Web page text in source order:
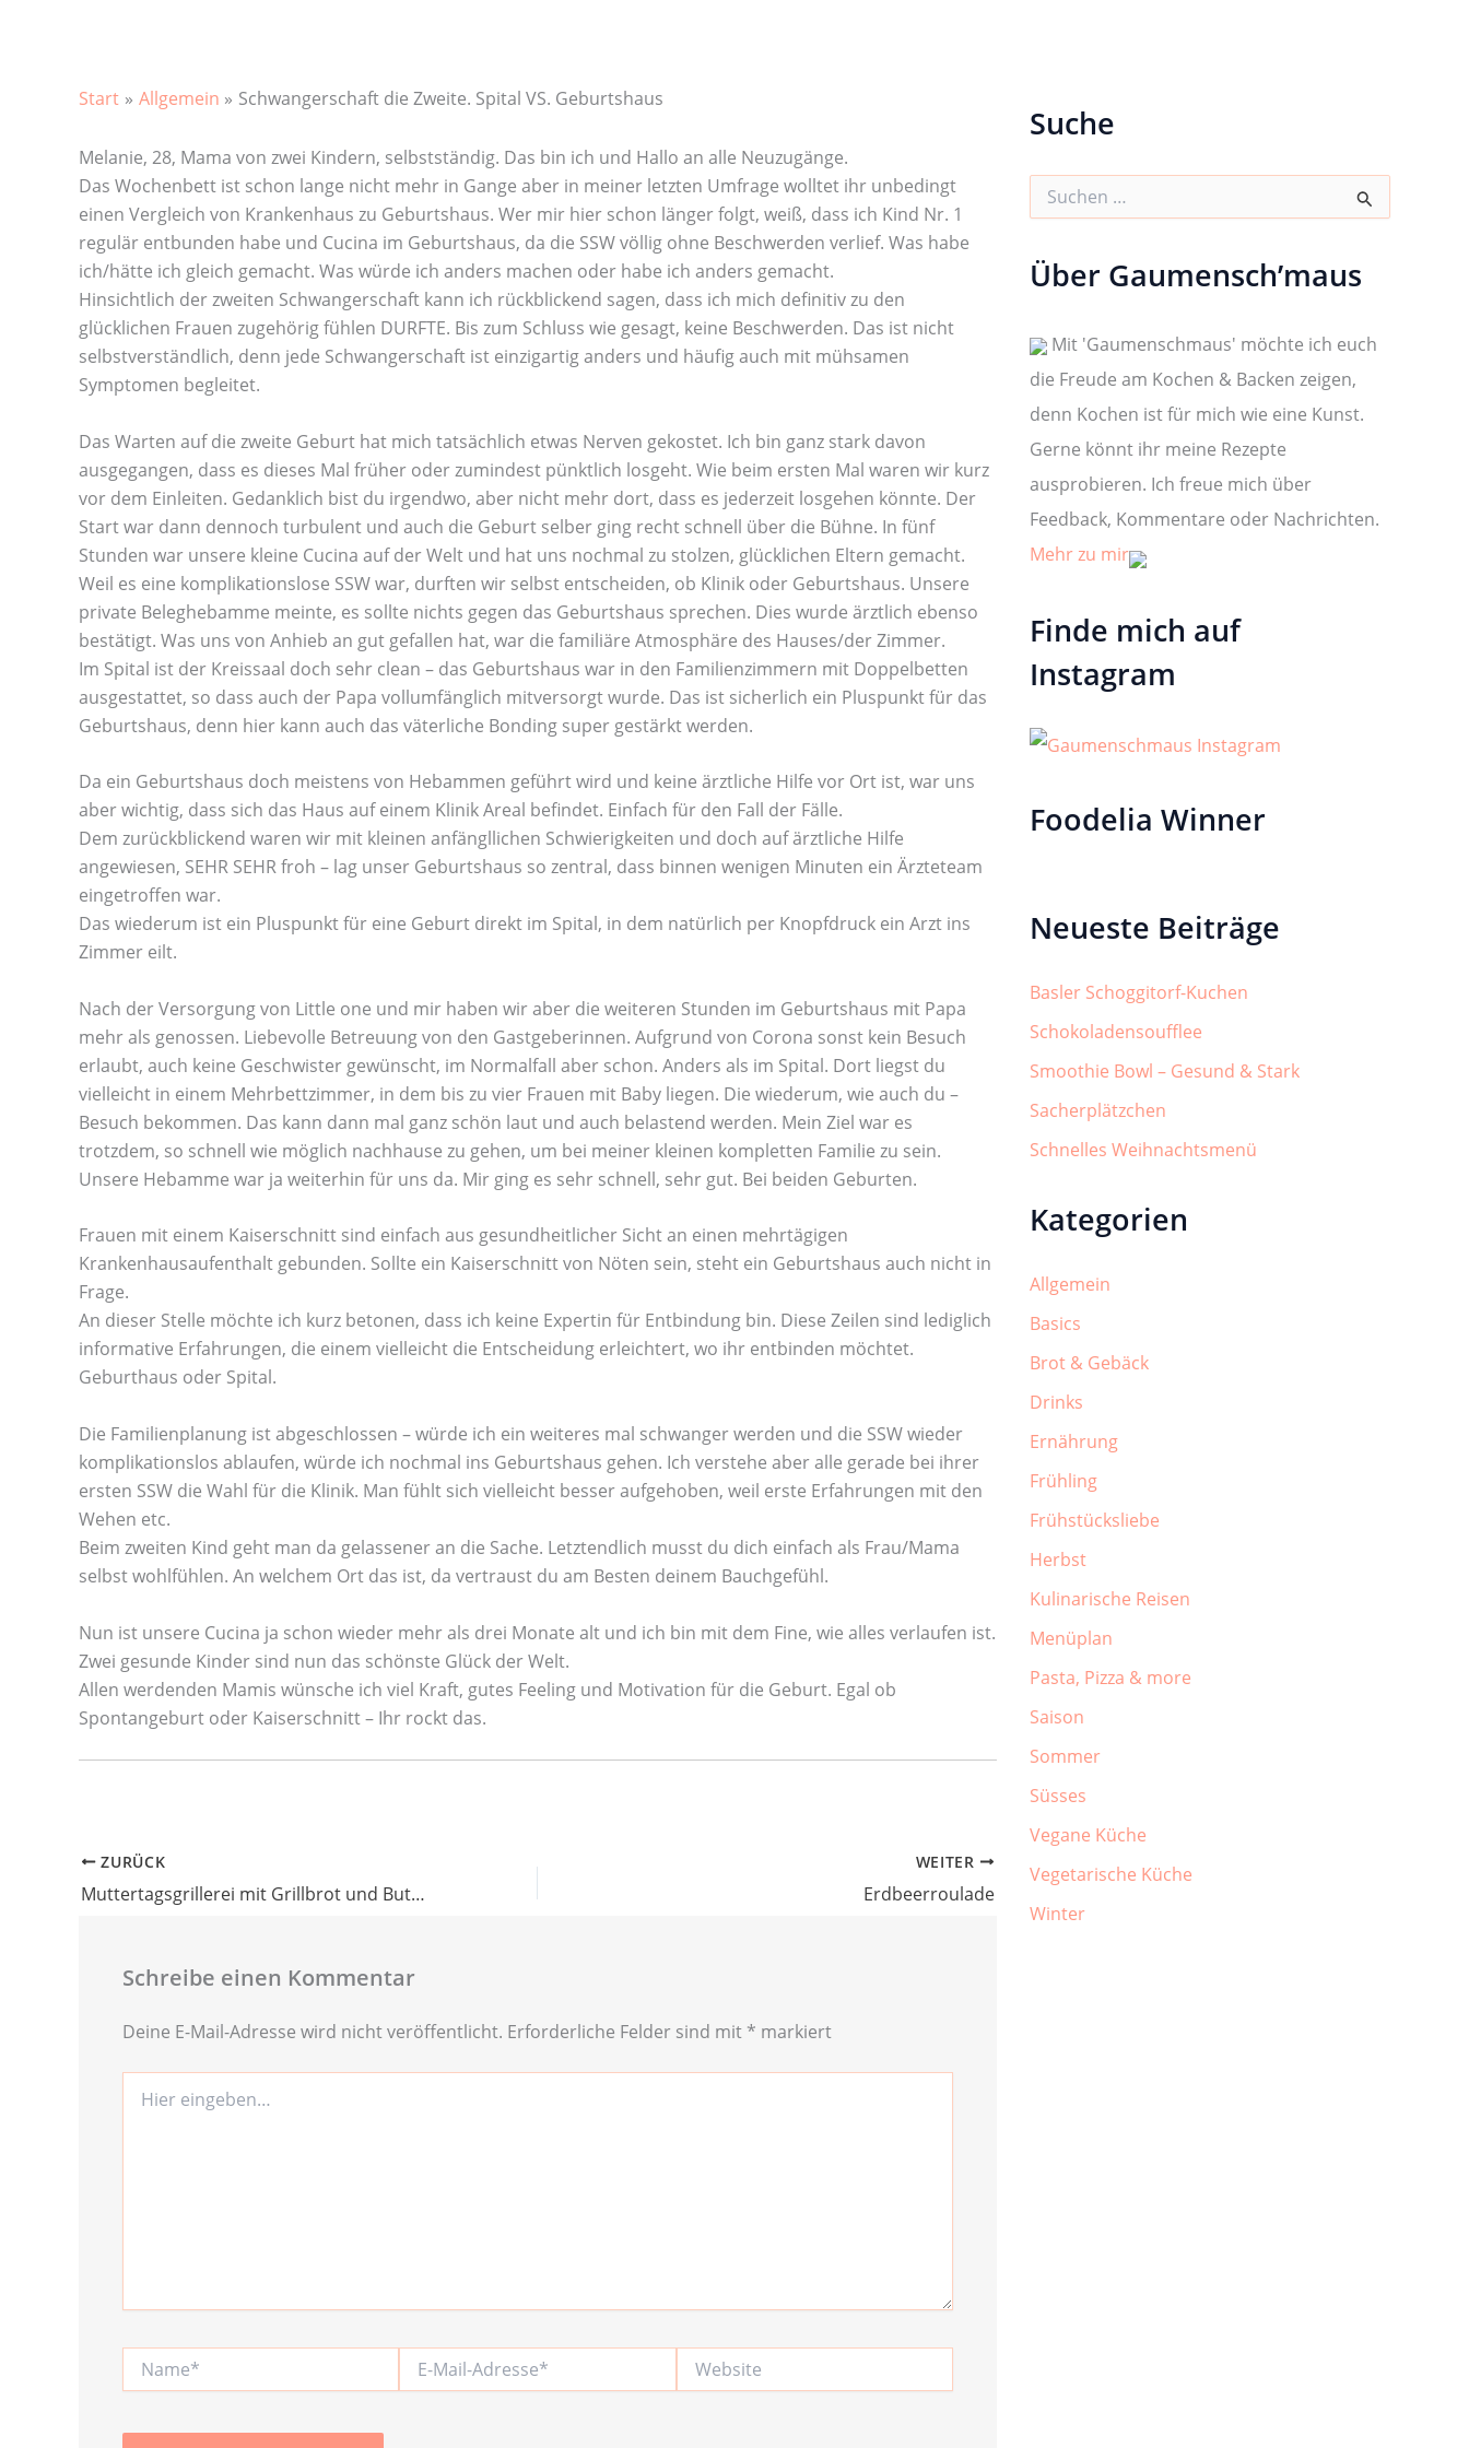
Start Allgemein Schwangerschaft die Zweite. Spital VS. Geburtshaus
Melanie, 28, Mama von zwei Kindern, selbstständig. Das bin ich und Hallo an alle Neuzugänge.
Das Wochenbett ist schon lange nicht mehr in Gange aber in meiner letzten Umfrage wolltet ihr unbedingt
einen Vergleich von Krankenhaus zu Geburtshaus. Wer mir hier schon länger folgt, weiß, dass ich Kind Nr. 1
regulär entbunden habe und Cucina im Geburtshaus, da die SSW völlig ohne Beschwerden verlief. Was habe
ich/hätte ich gleich gemacht. Was würde ich anders machen oder habe ich anders gemacht.
Hinsichtlich der zweiten Schwangerschaft kann ich rückblickend sagen, dass ich mich definitiv zu den
glücklichen Frauen zugehörig fühlen DURFTE. Bis zum Schluss wie gesagt, keine Beschwerden. Das ist nicht
selbstverständlich, denn jede Schwangerschaft ist einzigartig anders und häufig auch mit mühsamen
Symptomen begleitet.
Das Warten auf die zweite Geburt hat mich tatsächlich etwas Nerven gekostet. Ich bin ganz stark davon
ausgegangen, dass es dieses Mal früher oder zumindest pünktlich losgeht. Wie beim ersten Mal waren wir kurz
vor dem Einleiten. Gedanklich bist du irgendwo, aber nicht mehr dort, dass es jederzeit losgehen könnte. Der
Start war dann dennoch turbulent und auch die Geburt selber ging recht schnell über die Bühne. In fünf
Stunden war unsere kleine Cucina auf der Welt und hat uns nochmal zu stolzen, glücklichen Eltern gemacht.
Weil es eine komplikationslose SSW war, durften wir selbst entscheiden, ob Klinik oder Geburtshaus. Unsere
private Beleghebamme meinte, es sollte nichts gegen das Geburtshaus sprechen. Dies wurde ärztlich ebenso
bestätigt. Was uns von Anhieb an gut gefallen hat, war die familiäre Atmosphäre des Hauses/der Zimmer.
Im Spital ist der Kreissaal doch sehr clean – das Geburtshaus war in den Familienzimmern mit Doppelbetten
ausgestattet, so dass auch der Papa vollumfänglich mitversorgt wurde. Das ist sicherlich ein Pluspunkt für das
Geburtshaus, denn hier kann auch das väterliche Bonding super gestärkt werden.
Da ein Geburtshaus doch meistens von Hebammen geführt wird und keine ärztliche Hilfe vor Ort ist, war uns
aber wichtig, dass sich das Haus auf einem Klinik Areal befindet. Einfach für den Fall der Fälle.
Dem zurückblickend waren wir mit kleinen anfängllichen Schwierigkeiten und doch auf ärztliche Hilfe
angewiesen, SEHR SEHR froh – lag unser Geburtshaus so zentral, dass binnen wenigen Minuten ein Ärzteteam
eingetroffen war.
Das wiederum ist ein Pluspunkt für eine Geburt direkt im Spital, in dem natürlich per Knopfdruck ein Arzt ins
Zimmer eilt.
Nach der Versorgung von Little one und mir haben wir aber die weiteren Stunden im Geburtshaus mit Papa
mehr als genossen. Liebevolle Betreuung von den Gastgeberinnen. Aufgrund von Corona sonst kein Besuch
erlaubt, auch keine Geschwister gewünscht, im Normalfall aber schon. Anders als im Spital. Dort liegst du
vielleicht in einem Mehrbettzimmer, in dem bis zu vier Frauen mit Baby liegen. Die wiederum, wie auch du –
Besuch bekommen. Das kann dann mal ganz schön laut und auch belastend werden. Mein Ziel war es
trotzdem, so schnell wie möglich nachhause zu gehen, um bei meiner kleinen kompletten Familie zu sein.
Unsere Hebamme war ja weiterhin für uns da. Mir ging es sehr schnell, sehr gut. Bei beiden Geburten.
Frauen mit einem Kaiserschnitt sind einfach aus gesundheitlicher Sicht an einen mehrtägigen
Krankenhausaufenthalt gebunden. Sollte ein Kaiserschnitt von Nöten sein, steht ein Geburtshaus auch nicht in
Frage.
An dieser Stelle möchte ich kurz betonen, dass ich keine Expertin für Entbindung bin. Diese Zeilen sind lediglich
informative Erfahrungen, die einem vielleicht die Entscheidung erleichtert, wo ihr entbinden möchtet.
Geburthaus oder Spital.
Die Familienplanung ist abgeschlossen – würde ich ein weiteres mal schwanger werden und die SSW wieder
komplikationslos ablaufen, würde ich nochmal ins Geburtshaus gehen. Ich verstehe aber alle gerade bei ihrer
ersten SSW die Wahl für die Klinik. Man fühlt sich vielleicht besser aufgehoben, weil erste Erfahrungen mit den
Wehen etc.
Beim zweiten Kind geht man da gelassener an die Sache. Letztendlich musst du dich einfach als Frau/Mama
selbst wohlfühlen. An welchem Ort das ist, da vertraust du am Besten deinem Bauchgefühl.
Nun ist unsere Cucina ja schon wieder mehr als drei Monate alt und ich bin mit dem Fine, wie alles verlaufen ist.
Zwei gesunde Kinder sind nun das schönste Glück der Welt.
Allen werdenden Mamis wünsche ich viel Kraft, gutes Feeling und Motivation für die Geburt. Egal ob
Spontangeburt oder Kaiserschnitt – Ihr rockt das.
ZURÜCK
Muttertagsgrillerei mit Grillbrot und Butterspargel
WEITER
Erdbeerroulade
Schreibe einen Kommentar
Deine E-Mail-Adresse wird nicht veröffentlicht. Erforderliche Felder sind mit * markiert
eingeben…
Mail-
Suche
e
a
c
h
Über Gaumensch’maus
Mit 'Gaumenschmaus' möchte ich euch
die Freude am Kochen & Backen zeigen,
denn Kochen ist für mich wie eine Kunst.
Gerne könnt ihr meine Rezepte
ausprobieren. Ich freue mich über
Feedback, Kommentare oder Nachrichten.
Mehr zu mir
Finde mich auf
Instagram
Foodelia Winner
Neueste Beiträge
Basler Schoggitorf-Kuchen
Schokoladensoufflee
Smoothie Bowl – Gesund & Stark
Sacherplätzchen
Schnelles Weihnachtsmenü
Kategorien
Allgemein
Basics
Brot & Gebäck
Drinks
Ernährung
Frühling
Frühstücksliebe
Herbst
Kulinarische Reisen
Menüplan
Pasta, Pizza & more
Saison
Sommer
Süsses
Vegane Küche
Vegetarische Küche
Winter